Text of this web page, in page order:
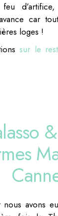
car
loges !
sur le
avons